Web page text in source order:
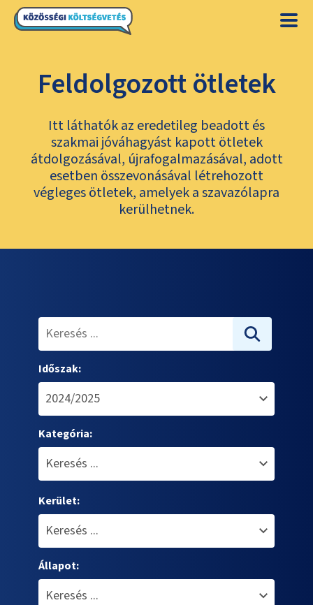
Feldolgozott ötletek
Itt láthatók az eredetileg beadott és
szakmai jóváhagyást kapott ötletek
átdolgozásával, újrafogalmazásával, adott
esetben összevonásával létrehozott
végleges ötletek, amelyek a szavazólapra
kerülhetnek.
Időszak:
Kategória:
Kerület:
Állapot: